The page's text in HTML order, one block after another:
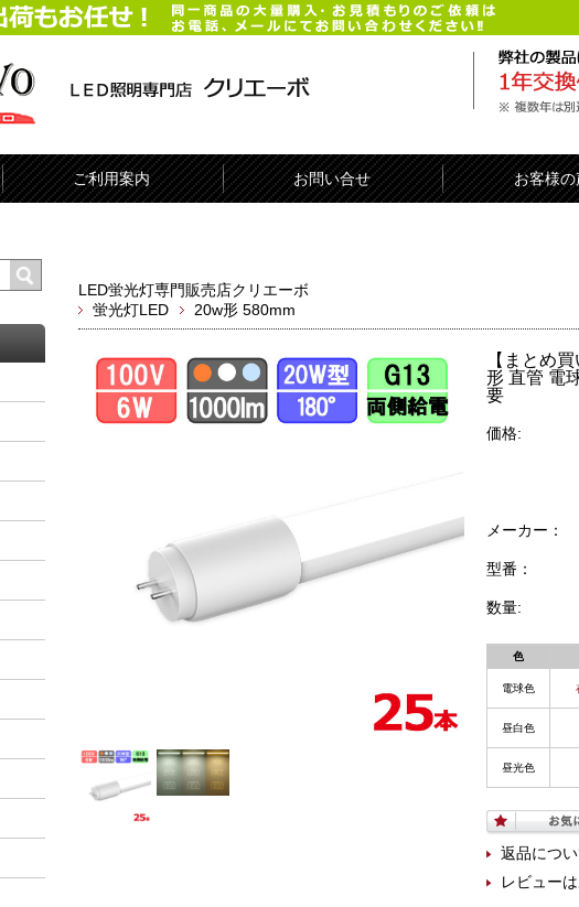
ご利用案内 お問い合せ お客様の
LED蛍光灯専門販売店クリエーボ
蛍光灯LED
20w形 580mm
【まとめ
形 直管 電
要
価格:
メーカー：
型番：
数量:
色
電球色
昼白色
昼光色
返品につ
レビュー